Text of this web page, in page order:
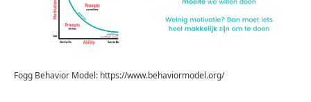
Fogg Behavior Model: https://www.behaviormodel.org/